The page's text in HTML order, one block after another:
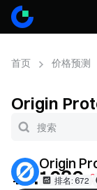
首页 价格预测
Origin
Origin
排名: 672
¥0.1086